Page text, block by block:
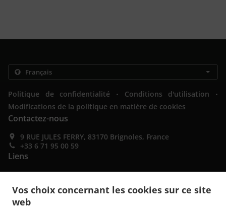
Vos choix concernant les cookies sur ce site
web
Politique de confidentialité . Conditions d'utilisation .
Modifications de la politique en matière de cookies
Contactez-nous
9 RUE JULES FERRY, 83170 Brignoles, France
+33 6 71 95 00 59
Liens
Commandez en avance
Contactez-nous